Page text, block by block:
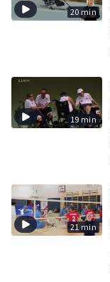
20 min
19 min
21 min